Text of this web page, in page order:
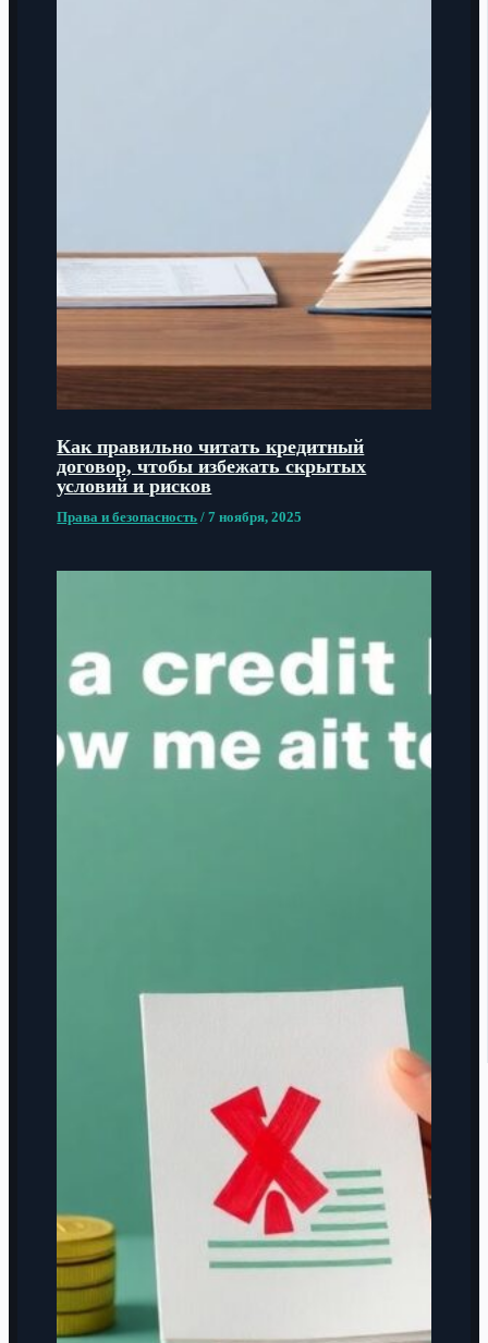
Как правильно читать кредитный
договор, чтобы избежать скрытых
условий и рисков
Права и безопасность /7 ноября, 2025